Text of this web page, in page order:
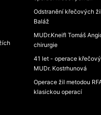
Odstranění křečových
Baláž
MUDr.Kneifl Tomáš
chirurgie
41 let - operace
MUDr. Kostrhunová
Operace žil metodou
klasickou operací